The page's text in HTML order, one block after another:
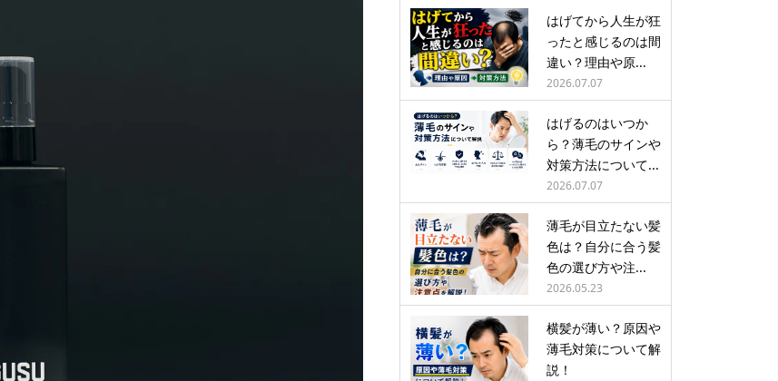
はげてから人生が狂
ったと感じるのは間
違い？理由や原...
2026.07.07
はげるのはいつか
ら？薄毛のサインや
対策方法について...
2026.07.07
薄毛が目立たない髪
色は？自分に合う髪
色の選び方や注...
2026.05.23
横髪が薄い？原因や
薄毛対策について解
説！